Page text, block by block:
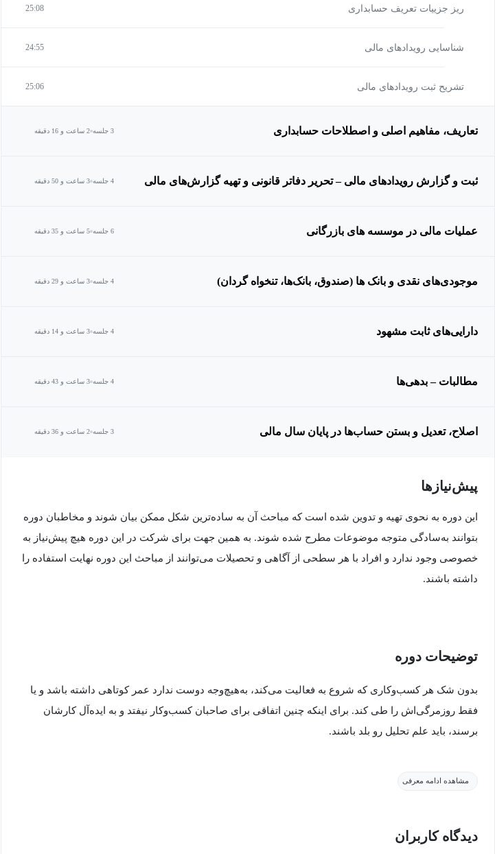
ریز جزییات تعریف حسابداری 25:08
شناسایی رویدادهای مالی 24:55
تشریح ثبت رویدادهای مالی 25:06
تعاریف، مفاهیم اصلی و اصطلاحات حسابداری 3 جلسه 2 ساعت و 16 دقیقه
ثبت و گزارش رویدادهای مالی – تحریر دفاتر قانونی و تهیه گزارش‌های مالی 4 جلسه 3 ساعت و 50 دقیقه
عملیات مالی در موسسه های بازرگانی 6 جلسه 5 ساعت و 35 دقیقه
موجودی‌های نقدی و بانک ها (صندوق، بانک‌ها، تنخواه گردان) 4 جلسه 3 ساعت و 29 دقیقه
دارایی‌های ثابت مشهود 4 جلسه 3 ساعت و 14 دقیقه
مطالبات – بدهی‌ها 4 جلسه 3 ساعت و 43 دقیقه
اصلاح، تعدیل و بستن حساب‌ها در پایان سال مالی 3 جلسه 2 ساعت و 36 دقیقه
پیش‌نیاز‌ها
این دوره به نحوی تهیه و تدوین شده است که مباحث آن به ساده‌ترین شکل ممکن بیان شوند و مخاطبان دوره
بتوانند به‌سادگی متوجه موضوعات مطرح شده شوند. به همین جهت برای شرکت در این دوره هیچ پیش‌نیاز به
خصوصی وجود ندارد و افراد با هر سطحی از آگاهی و تحصیلات می‌توانند از مباحث این دوره نهایت استفاده را
داشته باشند.
توضیحات دوره
بدون شک هر کسب‌وکاری که شروع به فعالیت می‌کند، به‌هیچ‌وجه دوست ندارد عمر کوتاهی داشته باشد و یا
فقط روزمرگی‌اش را طی کند. برای اینکه چنین اتفاقی برای صاحبان کسب‌وکار نیفتد و به ایده‌آل کارشان
برسند، باید علم تحلیل رو بلد باشند.
تصمیم برای افزایش فروش یا درآمد، کاهش هزینه‌ها، مدیریت و بهره وری بیشتر کارکنان و... را در بهترین زمان
مشاهده ادامه معرفی
دیدگاه کاربران